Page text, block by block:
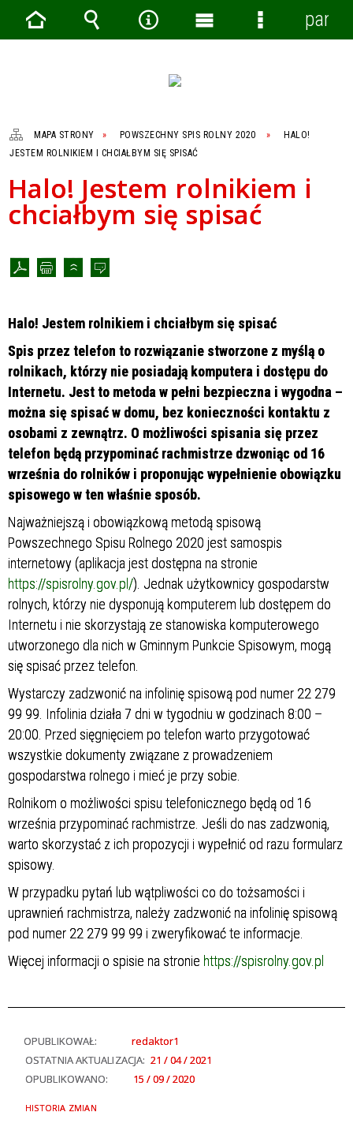
MAPA STRONY POWSZECHNY SPIS ROLNY 2020
HALO!
JESTEM ROLNIKIEM I CHCIAŁBYM SIĘ SPISAĆ
Halo! Jestem rolnikiem i
chciałbym się spisać
Halo! Jestem rolnikiem i chciałbym się spisać
Spis przez telefon to rozwiązanie stworzone z myślą o
rolnikach, którzy nie posiadają komputera i dostępu do
Internetu. Jest to metoda w pełni bezpieczna i wygodna –
można się spisać w domu, bez konieczności kontaktu z
osobami z zewnątrz. O możliwości spisania się przez
telefon będą przypominać rachmistrze dzwoniąc od 16
września do rolników i proponując wypełnienie obowiązku
spisowego w ten właśnie sposób.
Najważniejszą i obowiązkową metodą spisową
Powszechnego Spisu Rolnego 2020 jest samospis
internetowy (aplikacja jest dostępna na stronie
https://spisrolny.gov.pl/). Jednak użytkownicy gospodarstw
rolnych, którzy nie dysponują komputerem lub dostępem do
Internetu i nie skorzystają ze stanowiska komputerowego
utworzonego dla nich w Gminnym Punkcie Spisowym, mogą
się spisać przez telefon.
Wystarczy zadzwonić na infolinię spisową pod numer 22 279
99 99. Infolinia działa 7 dni w tygodniu w godzinach 8:00 –
20:00. Przed sięgnięciem po telefon warto przygotować
wszystkie dokumenty związane z prowadzeniem
gospodarstwa rolnego i mieć je przy sobie.
Rolnikom o możliwości spisu telefonicznego będą od 16
września przypominać rachmistrze. Jeśli do nas zadzwonią,
warto skorzystać z ich propozycji i wypełnić od razu formularz
spisowy.
W przypadku pytań lub wątpliwości co do tożsamości i
uprawnień rachmistrza, należy zadzwonić na infolinię spisową
pod numer 22 279 99 99 i zweryfikować te informacje.
Więcej informacji o spisie na stronie https://spisrolny.gov.pl
OPUBLIKOWAŁ:
redaktor1
OSTATNIA AKTUALIZACJA: 21 / 04 / 2021
OPUBLIKOWANO:
15 / 09 / 2020
HISTORIA ZMIAN
Strona Wyszukiwarka
NarzędziaMenu
Menu
panel